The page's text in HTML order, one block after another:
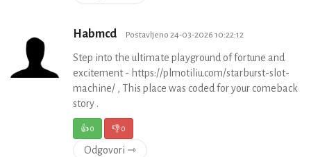
Habmcd Postavljeno 24-03-2026 10:22:12
Step into the ultimate playground of fortune and
excitement - https://plmotiliu.com/starburst-slot-
machine/ , This place was coded for your comeback
story .
👍0 👎0
Odgovori ⇾